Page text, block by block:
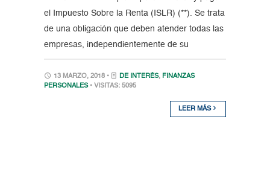
el Impuesto Sobre la Renta (ISLR) (**). Se trata
de una obligación que deben atender todas las
empresas, independientemente de su
13 MARZO, 2018 • DE INTERÉS, FINANZAS
PERSONALES • VISITAS: 5095
LEER MÁS